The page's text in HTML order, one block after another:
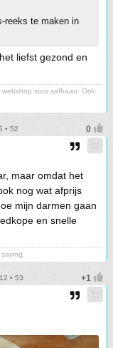
reeks te maken in
liefst gezond en
voor saffraan. Ook
• 52
maar omdat het
nog wat afprijs
mijn darmen gaan
en snelle
• 53